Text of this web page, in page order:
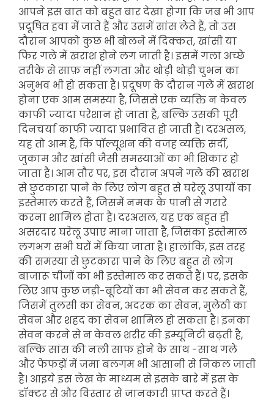
आपने इस बात को बहुत बार देखा होगा कि जब भी आप
प्रदूषित हवा में जाते हैं और उसमें सांस लेते हैं, तो उस
दौरान आपको कुछ भी बोलने में दिक्कत, खांसी या
फिर गले में खराश होने लग जाती है। इसमें गला अच्छे
तरीके से साफ़ नहीं लगता और थोड़ी थोड़ी चुभन का
अनुभव भी हो सकता है। प्रदूषण के दौरान गले में खराश
होना एक आम समस्या है, जिससे एक व्यक्ति न केवल
काफी ज्यादा परेशान हो जाता है, बल्कि उसकी पूरी
दिनचर्या काफी ज्यादा प्रभावित हो जाती है। दरअसल,
यह तो आम है, कि पॉल्यूशन की वजह व्यक्ति सर्दी,
जुकाम और खांसी जैसी समस्याओं का भी शिकार हो
जाता है। आम तौर पर, इस दौरान अपने गले की खराश
से छुटकारा पाने के लिए लोग बहुत से घरेलू उपायों का
इस्तेमाल करते हैं, जिसमें नमक के पानी से गरारे
करना शामिल होता है। दरअसल, यह एक बहुत ही
असरदार घरेलू उपाए माना जाता है, जिसका इस्तेमाल
लगभग सभी घरों में किया जाता है। हालांकि, इस तरह
की समस्या से छुटकारा पाने के लिए बहुत से लोग
बाजारू चीजों का भी इस्तेमाल कर सकते हैं। पर, इसके
लिए आप कुछ जड़ी-बूटियों का भी सेवन कर सकते हैं,
जिसमें तुलसी का सेवन, अदरक का सेवन, मुलेठी का
सेवन और शहद का सेवन शामिल हो सकता है। इनका
सेवन करने से न केवल शरीर की इम्यूनिटी बढ़ती है,
बल्कि सांस की नली साफ होने के साथ -साथ गले
और फेफड़ों में जमा बलगम भी आसानी से निकल जाती
है। आइये इस लेख के माध्यम से इसके बारे में इस के
डॉक्टर से और विस्तार से जानकारी प्राप्त करते हैं।